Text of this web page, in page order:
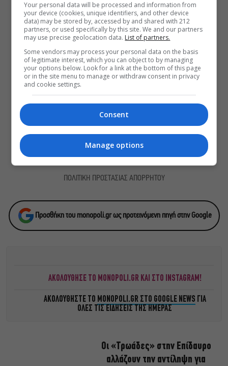
λίγο πιο κοντά
Παναγώτης Χ. Βούρος: Η “Παραξενιά”
είναι η δύναμή μας να μπορούμε να
διαφέρουμε
Αυτό το Σαββατοκύριακο η TV παίζει
σε… Christopher Nolan mode
Βρες καθημερινά στο email σου τα πιο δημοφιλή θέματα
του Monopoli.gr και ό,τι καλύτερο συμβαίνει στην πόλη!
ΠΟΛΙΤΙΚΗ ΠΡΟΣΤΑΣΙΑΣ ΑΠΟΡΡΗΤΟΥ
Προσθήκη του monopoli.gr ως προτεινόμενη πηγή στην Google
ΑΚΟΛΟΥΘΗΣΕ ΤΟ MONOPOLI.GR ΚΑΙ ΣΤΟ INSTAGRAM!
ΑΚΟΛΟΥΘΗΣΤΕ ΤΟ MONOPOLI.GR ΣΤΟ GOOGLE NEWS ΓΙΑ
ΟΛΕΣ ΤΙΣ ΕΙΔΗΣΕΙΣ ΤΗΣ ΗΜΕΡΑΣ
Οι «Τρωάδες» στην Επίδαυρο
αλλάζουν την αντίληψη για
Your personal data will be processed and information from
your device (cookies, unique identifiers, and other device
data) may be stored by, accessed by and shared with 212
partners, or used specifically by this site. We and our partners
may use precise geolocation data. List of partners.
Some vendors may process your personal data on the basis
of legitimate interest, which you can object to by managing
your options below. Look for a link at the bottom of this page
or in the site menu to manage or withdraw consent in privacy
and cookie settings.
Consent
Manage options